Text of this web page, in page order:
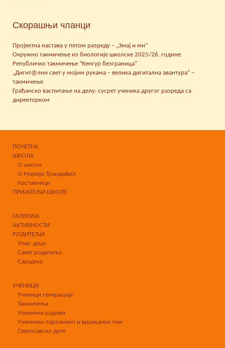
Скорашњи чланци
Пројектна настава у петом разреду – „Змај и ми“
Окружно такмичење из биологије школске 2025/26. године
Републичко такмичење “Кенгур безграница”
„Дигит@лни свет у мојим рукама – велика дигитална авантура” –
такмичење
Грађанско васпитање на делу: сусрет ученика другог разреда са
директорком
ПОЧЕТНА
ШКОЛА
О школи
О Марији Трандафил
Наставници
ПРИЈАТЕЉИ ШКОЛЕ
ГАЛЕРИЈА
АКТИВНОСТИ
РОДИТЕЉИ
Упис деце
Савет родитеља
Сарадња
УЧЕНИЦИ
Ученици генерације
Такмичења
Ученички радови
Ученички парламент и вршњачки тим
Светосавско дете